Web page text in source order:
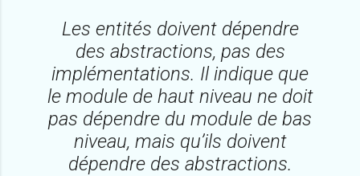
Les entités doivent dépendre
des abstractions, pas des
implémentations. Il indique que
le module de haut niveau ne doit
pas dépendre du module de bas
niveau, mais qu’ils doivent
dépendre des abstractions.